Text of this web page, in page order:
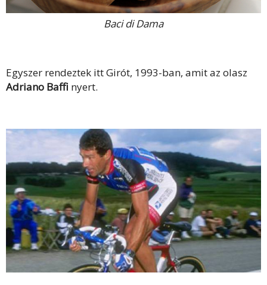
Baci di Dama
Egyszer rendeztek itt Girót, 1993-ban, amit az olasz
Adriano Baffi nyert.